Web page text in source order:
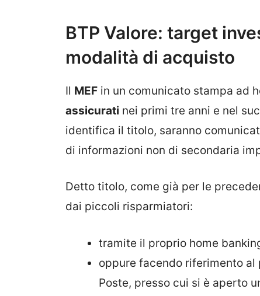
BTP Valore: target
modalità di acquisto
Il MEF in un comunicato stampa ad
assicurati nei primi tre anni e nel
identifica il titolo, saranno
di informazioni non di secondaria
Detto titolo, come già per le
dai piccoli risparmiatori:
tramite il proprio home
oppure facendo riferimento al
Poste, presso cui si è aperto